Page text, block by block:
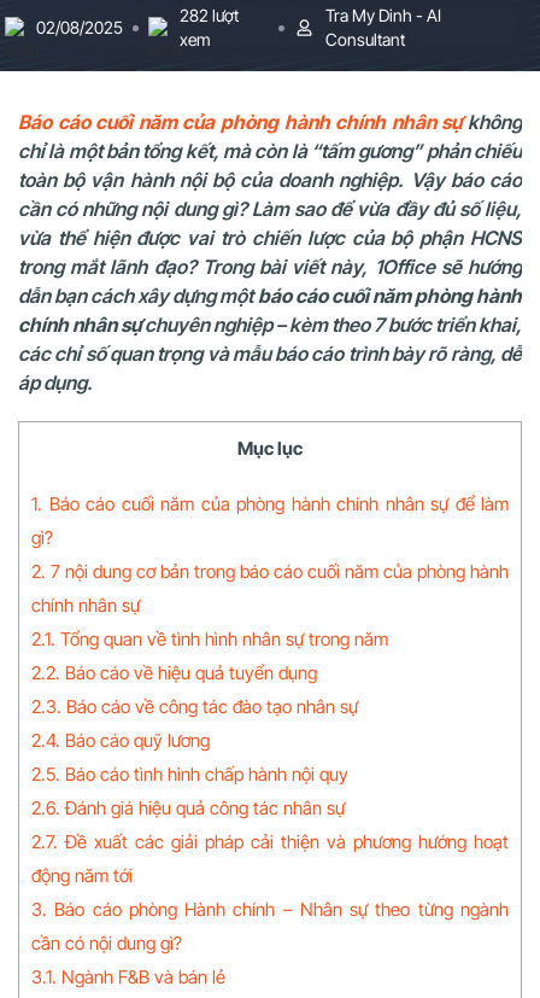
02/08/2025
282 lượt
xem
Tra My Dinh - AI
Consultant
Báo cáo cuối năm của phòng hành chính nhân sựkhông
chỉ là một bản tổng kết, mà còn là “tấm gương” phản chiếu
toàn bộ vận hành nội bộ của doanh nghiệp. Vậy báo cáo
cần có những nội dung gì? Làm sao để vừa đầy đủ số liệu,
vừa thể hiện được vai trò chiến lược của bộ phận HCNS
trong mắt lãnh đạo? Trong bài viết này, 1Office sẽ hướng
dẫn bạn cách xây dựng mộtbáo cáo cuối năm phòng hành
chính nhân sựchuyên nghiệp – kèm theo 7 bước triển khai,
các chỉ số quan trọng và mẫu báo cáo trình bày rõ ràng, dễ
áp dụng.
Mục lục
1. Báo cáo cuối năm của phòng hành chính nhân sự để làm
gì?
2. 7 nội dung cơ bản trong báo cáo cuối năm của phòng hành
chính nhân sự
2.1. Tổng quan về tình hình nhân sự trong năm
2.2. Báo cáo về hiệu quả tuyển dụng
2.3. Báo cáo về công tác đào tạo nhân sự
2.4. Báo cáo quỹ lương
2.5. Báo cáo tình hình chấp hành nội quy
2.6. Đánh giá hiệu quả công tác nhân sự
2.7. Đề xuất các giải pháp cải thiện và phương hướng hoạt
động năm tới
3. Báo cáo phòng Hành chính – Nhân sự theo từng ngành
cần có nội dung gì?
3.1. Ngành F&B và bán lẻ